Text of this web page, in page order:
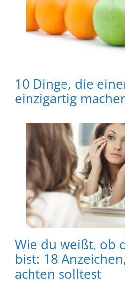
10 Dinge, die
einzigartig
Wie du weißt, ob
bist: 18
achten solltest